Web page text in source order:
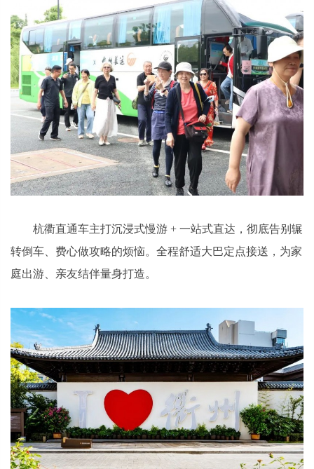
杭衢直通车主打沉浸式慢游 + 一站式直达，彻底告别辗
转倒车、费心做攻略的烦恼。全程舒适大巴定点接送，为家
庭出游、亲友结伴量身打造。